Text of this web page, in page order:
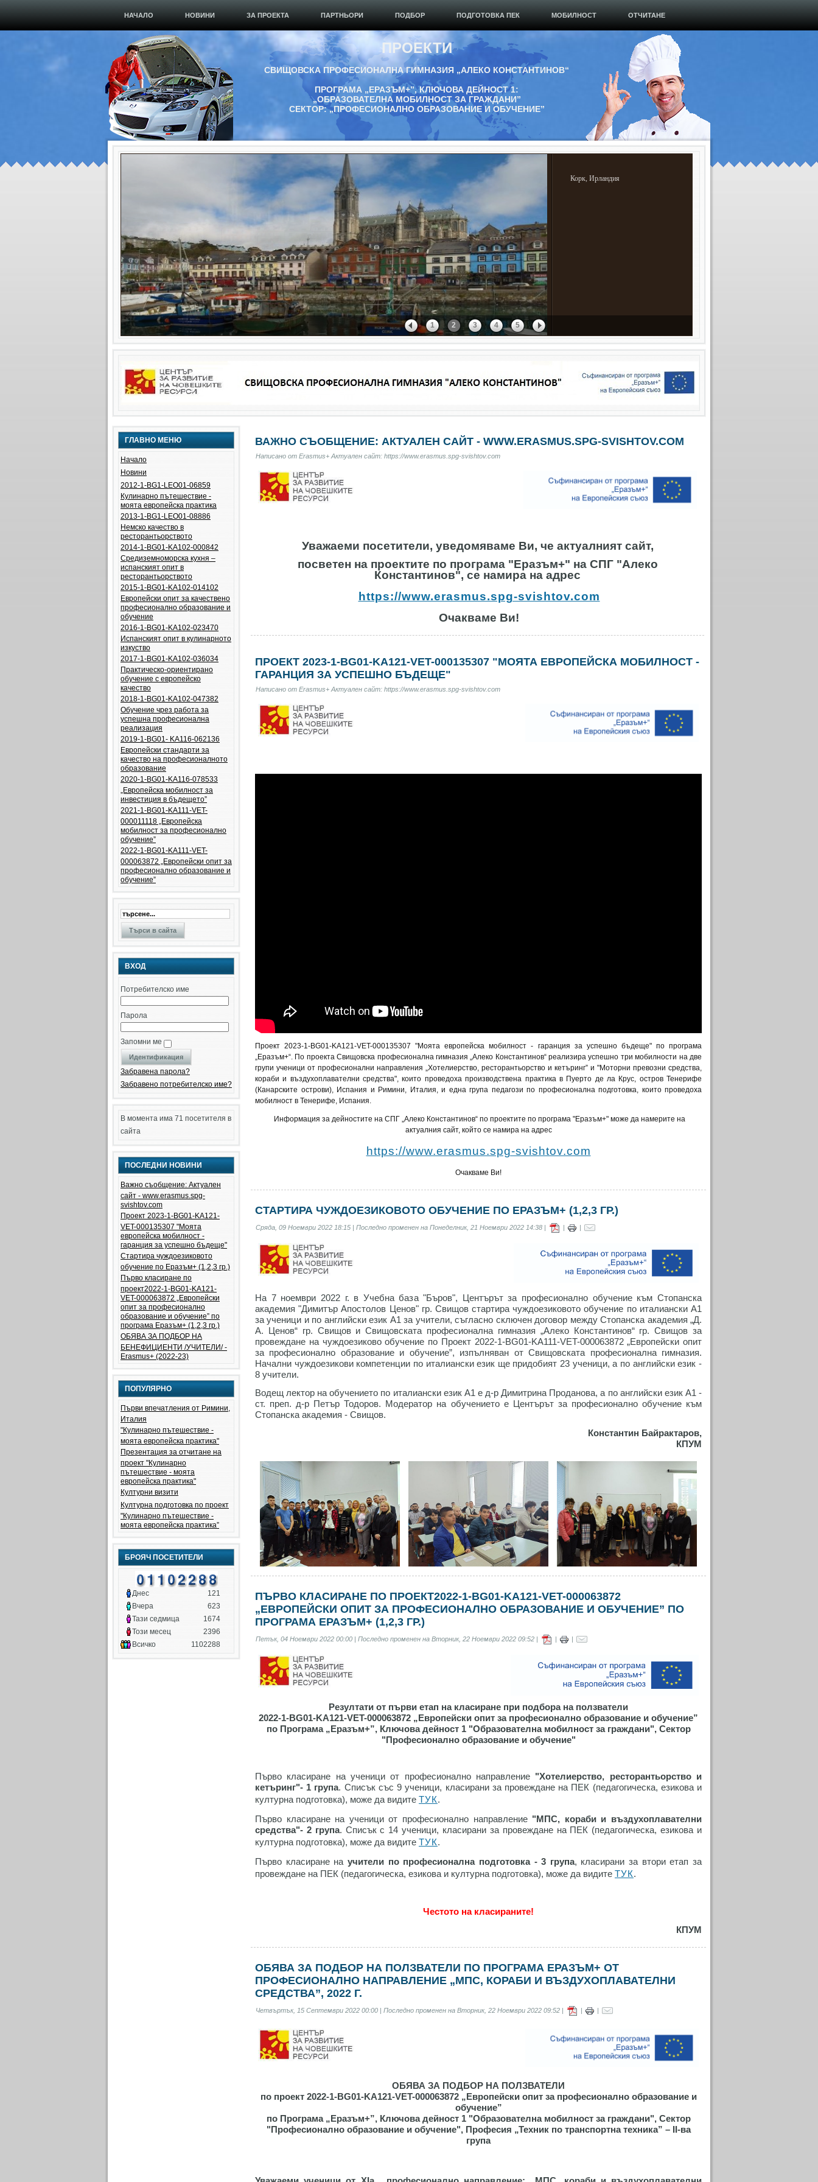
НАЧАЛО НОВИНИ ЗА ПРОЕКТА ПАРТНЬОРИ ПОДБОР ПОДГОТОВКА ПЕК МОБИЛНОСТ ОТЧИТАНЕ
ПРОЕКТИ
СВИЩОВСКА ПРОФЕСИОНАЛНА ГИМНАЗИЯ „АЛЕКО КОНСТАНТИНОВ“
ПРОГРАМА „ЕРАЗЪМ+”, КЛЮЧОВА ДЕЙНОСТ 1:
„ОБРАЗОВАТЕЛНА МОБИЛНОСТ ЗА ГРАЖДАНИ”
СЕКТОР: „ПРОФЕСИОНАЛНО ОБРАЗОВАНИЕ И ОБУЧЕНИЕ”
1 2 3 4 5
Корк, Ирландия
ГЛАВНО МЕНЮ
Начало
Новини
2012-1-BG1-LEO01-06859
Кулинарно пътешествие -
моята европейска практика
2013-1-BG1-LEO01-08886
Немско качество в
ресторантьорството
2014-1-BG01-KA102-000842
Средиземноморска кухня –
испанският опит в
ресторантьорството
2015-1-BG01-KA102-014102
Европейски опит за качествено
професионално образование и
обучение
2016-1-BG01-KA102-023470
Испанският опит в кулинарното
изкуство
2017-1-BG01-KA102-036034
Практическо-ориентирано
обучение с европейско
качество
2018-1-BG01-KA102-047382
Обучение чрез работа за
успешна професионална
реализация
2019-1-BG01- KA116-062136
Европейски стандарти за
качество на професионалното
образование
2020-1-BG01-KA116-078533
„Европейска мобилност за
инвестиция в бъдещето”
2021-1-BG01-KA111-VET-
000011118 „Европейска
мобилност за професионално
обучение”
2022-1-BG01-KA111-VET-
000063872 „Eвропейски опит за
професионално образование и
обучение”
ВХОД
Потребителско име
Парола
Запомни ме
Забравена парола?
Забравено потребителско име?
В момента има 71 посетителя в
сайта
ПОСЛЕДНИ НОВИНИ
Важно съобщение: Актуален
сайт - www.erasmus.spg-
svishtov.com
Проект 2023-1-BG01-KA121-
VET-000135307 "Моята
европейска мобилност -
гаранция за успешно бъдеще"
Стартира чуждоезиковото
обучение по Еразъм+ (1,2,3 гр.)
Първо класиране по
проект2022-1-BG01-KA121-
VET-000063872 „Европейски
опит за професионално
образование и обучение” по
програма Еразъм+ (1,2,3 гр.)
ОБЯВА ЗА ПОДБОР НА
БЕНЕФИЦИЕНТИ /УЧИТЕЛИ/ -
Еrasmus+ (2022-23)
ПОПУЛЯРНО
Първи впечатления от Римини,
Италия
"Кулинарно пътешествие -
моята европейска практика"
Презентация за отчитане на
проект "Кулинарно
пътешествие - моята
европейска практика"
Културни визити
Културна подготовка по проект
"Кулинарно пътешествие -
моята европейска практика”
БРОЯЧ ПОСЕТИТЕЛИ
Днес
121
Вчера
623
Тази седмица
1674
Този месец
2396
Всичко
1102288
ВАЖНО СЪОБЩЕНИЕ: АКТУАЛЕН САЙТ - WWW.ERASMUS.SPG-SVISHTOV.COM
Написано от Erasmus+ Актуален сайт: https://www.erasmus.spg-svishtov.com
Уважаеми посетители, уведомяваме Ви, че актуалният сайт,
посветен на проектите по програма "Еразъм+" на СПГ "Алеко
Константинов", се намира на адрес
https://www.erasmus.spg-svishtov.com
Очакваме Ви!
ПРОЕКТ 2023-1-BG01-KA121-VET-000135307 "МОЯТА ЕВРОПЕЙСКА МОБИЛНОСТ -
ГАРАНЦИЯ ЗА УСПЕШНО БЪДЕЩЕ"
Написано от Erasmus+ Актуален сайт: https://www.erasmus.spg-svishtov.com
Проект 2023-1-BG01-KA121-VET-000135307 "Моята европейска мобилност - гаранция за успешно бъдеще" по програма
„Еразъм+“. По проекта Свищовска професионална гимназия „Алеко Константинов“ реализира успешно три мобилности на две
групи ученици от професионални направления „Хотелиерство, ресторантьорство и кетъринг” и "Моторни превозни средства,
кораби и въздухоплавателни средства", които проведоха производствена практика в Пуерто де ла Крус, остров Тенерифе
(Канарските острови), Испания и Римини, Италия, и една група педагози по професионална подготовка, които проведоха
мобилност в Тенерифе, Испания.
Информация за дейностите на СПГ „Алеко Константинов“по проектите по програма "Еразъм+" може да намерите на
актуалния сайт, който се намира на адрес
https://www.erasmus.spg-svishtov.com
Очакваме Ви!
СТАРТИРА ЧУЖДОЕЗИКОВОТО ОБУЧЕНИЕ ПО ЕРАЗЪМ+ (1,2,3 ГР.)
Сряда, 09 Ноември 2022 18:15 | Последно променен на Понеделник, 21 Ноември 2022 14:38 | | |
На 7 ноември 2022 г. в Учебна база "Бъров", Центърът за професионално обучение към Стопанска
академия "Димитър Апостолов Ценов" гр. Свищов стартира чуждоезиковото обучение по италиански А1
за ученици и по английски език А1 за учители, съгласно сключен договор между Стопанска академия „Д.
А. Ценов“ гр. Свищов и Свищовската професионална гимназия „Алеко Константинов“ гр. Свищов за
провеждане на чуждоезиково обучение по Проект 2022-1-BG01-KA111-VET-000063872 „Eвропейски опит
за професионално образование и обучение”, изпълняван от Свищовската професионална гимназия.
Начални чуждоезикови компетенции по италиански език ще придобият 23 ученици, а по английски език -
8 учители.
Водещ лектор на обучението по италиански език А1 е д-р Димитрина Проданова, а по английски език А1 -
ст. преп. д-р Петър Тодоров. Модератор на обучението е Центърът за професионално обучение към
Стопанска академия - Свищов.
Константин Байрактаров,
КПУМ
ПЪРВО КЛАСИРАНЕ ПО ПРОЕКТ2022-1-BG01-KA121-VET-000063872
„ЕВРОПЕЙСКИ ОПИТ ЗА ПРОФЕСИОНАЛНО ОБРАЗОВАНИЕ И ОБУЧЕНИЕ” ПО
ПРОГРАМА ЕРАЗЪМ+ (1,2,3 ГР.)
Петък, 04 Ноември 2022 00:00 | Последно променен на Вторник, 22 Ноември 2022 09:52 | | |
Резултати от първи етап на класиране при подбора на ползватели
2022-1-BG01-KA121-VET-000063872 „Европейски опит за професионално образование и обучение”
по Програма „Еразъм+”, Ключова дейност 1 "Образователна мобилност за граждани", Сектор
"Професионално образование и обучение"
Първо класиране на ученици от професионално направление "Хотелиерство, ресторантьорство и
кетъринг"- 1 група. Списък със 9 ученици, класирани за провеждане на ПЕК (педагогическа, езикова и
културна подготовка), може да видите ТУК.
Първо класиране на ученици от професионално направление "МПС, кораби и въздухоплавателни
средства"- 2 група. Списък с 14 ученици, класирани за провеждане на ПЕК (педагогическа, езикова и
културна подготовка), може да видите ТУК.
Първо класиране на учители по професионална подготовка - 3 група, класирани за втори етап за
провеждане на ПЕК (педагогическа, езикова и културна подготовка), може да видите ТУК.
Честото на класираните!
КПУМ
ОБЯВА ЗА ПОДБОР НА ПОЛЗВАТЕЛИ ПО ПРОГРАМА ЕРАЗЪМ+ ОТ
ПРОФЕСИОНАЛНО НАПРАВЛЕНИЕ „МПС, КОРАБИ И ВЪЗДУХОПЛАВАТЕЛНИ
СРЕДСТВА”, 2022 Г.
Четвъртък, 15 Септември 2022 00:00 | Последно променен на Вторник, 22 Ноември 2022 09:52 | | |
ОБЯВА ЗА ПОДБОР НА ПОЛЗВАТЕЛИ
по проект 2022-1-BG01-KA121-VET-000063872 „Европейски опит за професионално образование и
обучение”
по Програма „Еразъм+”, Ключова дейност 1 "Образователна мобилност за граждани", Сектор
"Професионално образование и обучение", Професия „Техник по транспортна техника” – II-ва
група
КАЧЕСТВО